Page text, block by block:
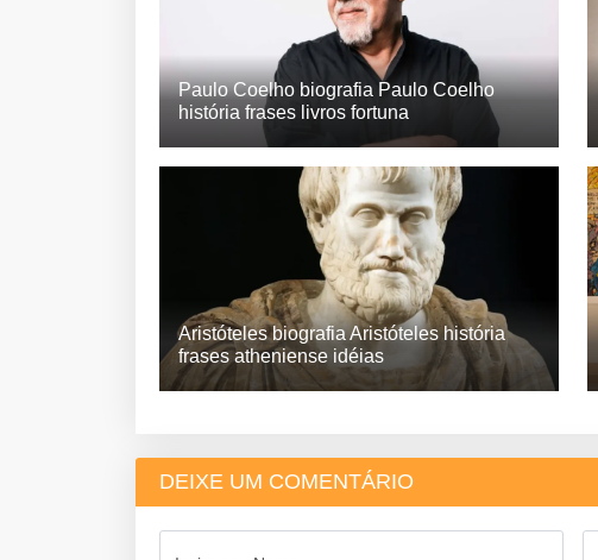
Paulo Coelho biografia Paulo Coelho
história frases livros fortuna
Aristóteles biografia Aristóteles história
frases atheniense idéias
DEIXE UM COMENTÁRIO